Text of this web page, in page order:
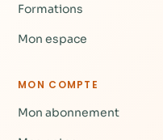
Formations
Mon espace
MON COMPTE
Mon abonnement